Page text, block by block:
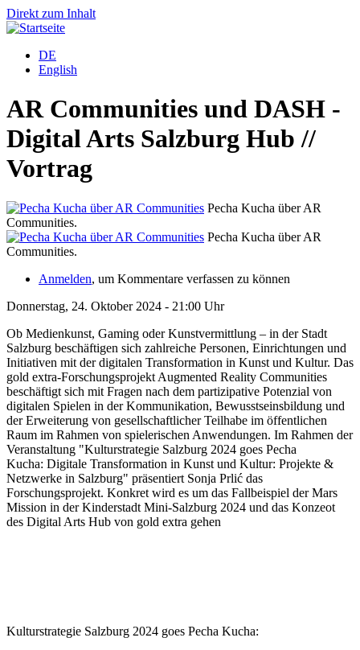
Direkt zum Inhalt
DE
English
AR Communities und DASH -
Digital Arts Salzburg Hub //
Vortrag
Pecha Kucha über AR
Communities.
Pecha Kucha über AR
Communities.
Anmelden, um Kommentare verfassen zu können
Donnerstag, 24. Oktober 2024 - 21:00 Uhr
Ob Medienkunst, Gaming oder Kunstvermittlung – in der Stadt
Salzburg beschäftigen sich zahlreiche Personen, Einrichtungen und
Initiativen mit der digitalen Transformation in Kunst und Kultur. Das
gold extra-Forschungsprojekt Augmented Reality Communities
beschäftigt sich mit Fragen nach dem partizipative Potenzial von
digitalen Spielen in der Kommunikation, Bewusstseinsbildung und
der Erweiterung von gesellschaftlicher Teilhabe im öffentlichen
Raum im Rahmen von spielerischen Anwendungen. Im Rahmen der
Veranstaltung "Kulturstrategie Salzburg 2024 goes Pecha
Kucha: Digitale Transformation in Kunst und Kultur: Projekte &
Netzwerke in Salzburg" präsentiert Sonja Prlić das
Forschungsprojekt. Konkret wird es um das Fallbeispiel der Mars
Mission in der Kinderstadt Mini-Salzburg 2024 und das Konzeot
des Digital Arts Hub von gold extra gehen
Kulturstrategie Salzburg 2024 goes Pecha Kucha: